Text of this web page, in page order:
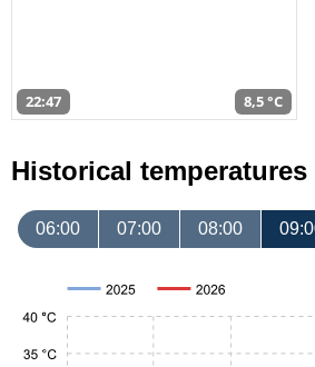
22:47 8,5 °C
Historical temperatures
06:00 07:00 08:00